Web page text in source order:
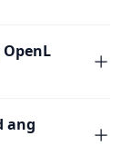
ang